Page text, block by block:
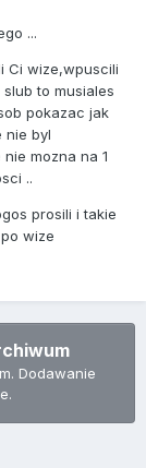
...
Ci wize,wpuscili
to musiales
pokazac jak
nie byl
mozna na 1
..
prosili i takie
wize
Dodawanie